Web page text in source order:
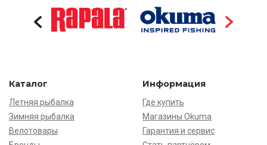
Каталог
Летняя рыбалка
Зимняя рыбалка
Велотовары
Информация
Где купить
Магазины Okuma
Гарантия и сервис